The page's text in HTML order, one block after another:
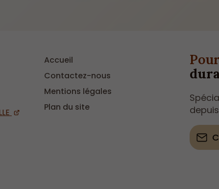
Accueil
Contactez-nous
Mentions légales
Plan du site